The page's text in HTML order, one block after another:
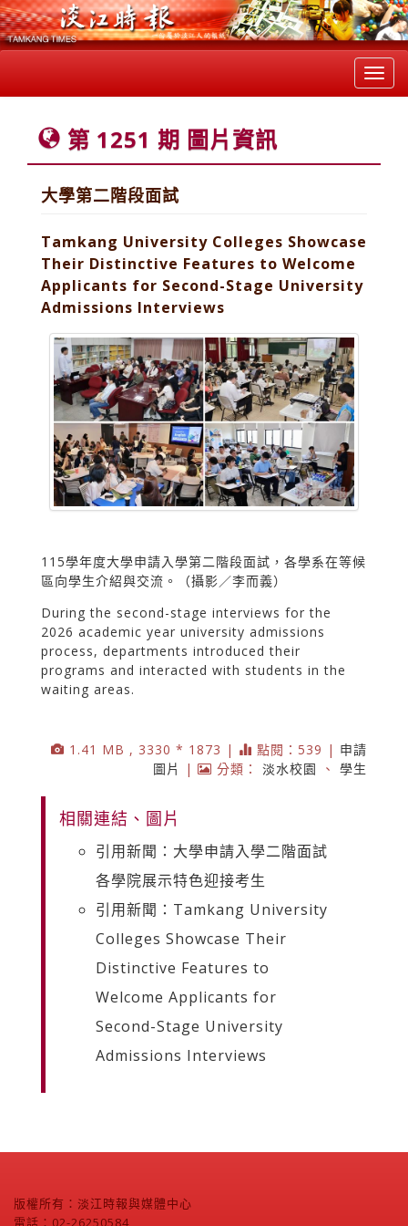
第 1251 期 圖片資訊
大學第二階段面試
Tamkang University Colleges Showcase
Their Distinctive Features to Welcome
Applicants for Second-Stage University
Admissions Interviews
115學年度大學申請入學第二階段面試，各學系在等候
區向學生介紹與交流。（攝影／李而義）
During the second-stage interviews for the
2026 academic year university admissions
process, departments introduced their
programs and interacted with students in the
waiting areas.
1.41 MB , 3330 * 1873 | 點閱：539 | 申請
圖片
| 分類： 淡水校園 、 學生
相關連結、圖片
引用新聞：大學申請入學二階面試
各學院展示特色迎接考生
引用新聞：Tamkang University
Colleges Showcase Their
Distinctive Features to
Welcome Applicants for
Second-Stage University
Admissions Interviews
版權所有：淡江時報與媒體中心
電話：02-26250584